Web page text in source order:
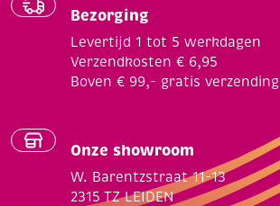
Bezorging
Levertijd 1 tot 5 werkdagen
Verzendkosten € 6,95
Boven € 99,- gratis verzending
Onze showroom
W. Barentzstraat 11-13
2315 TZ LEIDEN